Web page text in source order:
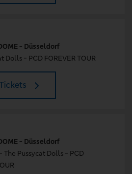
- Düsseldorf
Dolls - PCD FOREVER TOUR
- Düsseldorf
The Pussycat Dolls - PCD